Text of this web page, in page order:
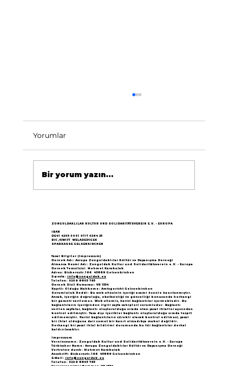
büyük yankı uyandırdı...
Yorumlar
Bir yorum yazın...
ZONGULDAKLILAR KULTUR UND SOLIDARITÄTSVEREIN E.V. - EUROPA
IBAN
DE41 4205 0001 0117 0264 25
BIC /SWIFT WELADED1GEK
SPARKASSE GELSENKIRCHEN
Yasal Bilgiler (Impressum)
Dernek Adı: Avrupa Zonguldaklılar Kültür ve Dayanışma Derneği
Almanca Resmi Adı: Zonguldak Kultur und Solidaritätsverein e.V. - Europa
Dernek Temsilcisi: Mehmet Karakulak
Adres: Bickernstr.166 45889 Gelsenkirchen
E-posta: info@zonguldak.eu
Telefon: 0209 8805 765
Dernek Sicil Numarası: VR 1534
Kayıtlı Olduğu Mahkeme: Amtsgericht Gelsenkirchen
Sorumluluk Reddi: Bu web sitesinin içeriği azami özenle hazırlanmıştır.
Ancak, içeriğin doğruluğu, eksiksizliği ve güncelliği konusunda herhangi
bir garanti verilemez. Web sitemiz, harici bağlantılar içermektedir. Bu
bağlantıların içeriğinden ilgili sayfa sahipleri sorumludur. Bağlantı
verilen sayfalar, bağlantı oluşturulduğu sırada olası yasal ihlaller açısından
kontrol edilmiştir. Yasa dışı içerikler bağlantı oluşturulduğu sırada tespit
edilmemiştir. Harici bağlantıların sürekli olarak kontrol edilmesi, yasal
bir ihlal olduğuna dair somut bir kanıt olmadıkça makul değildir.
Herhangi bir yasal ihlal bildirimi durumunda bu tür bağlantılar derhal
kaldırılacaktır.
Impressum
Vereinsname: Zonguldak Kultur und Solidaritätsverein e.V. - Europa
Türkischer Name: Avrupa Zonguldaklılar Kültür ve Dayanışma Derneği
Vertreten durch: Mehmet Karakulak
Anschrift: Bickernstr.166 45889 Gelsenkirchen
E-Mail: info@zonguldak.eu
Telefon: 0209 8805 765